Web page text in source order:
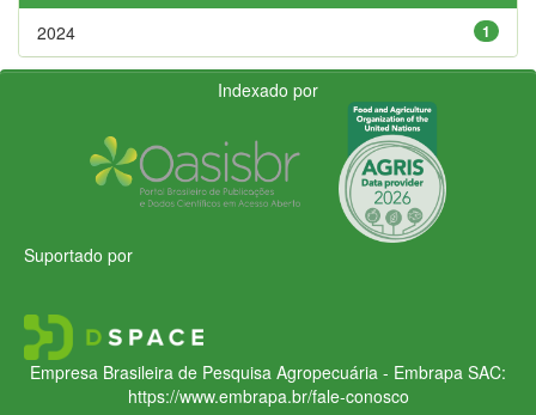
1
2024
Indexado por
Suportado por
Empresa Brasileira de Pesquisa Agropecuária - Embrapa SAC:
https://www.embrapa.br/fale-conosco